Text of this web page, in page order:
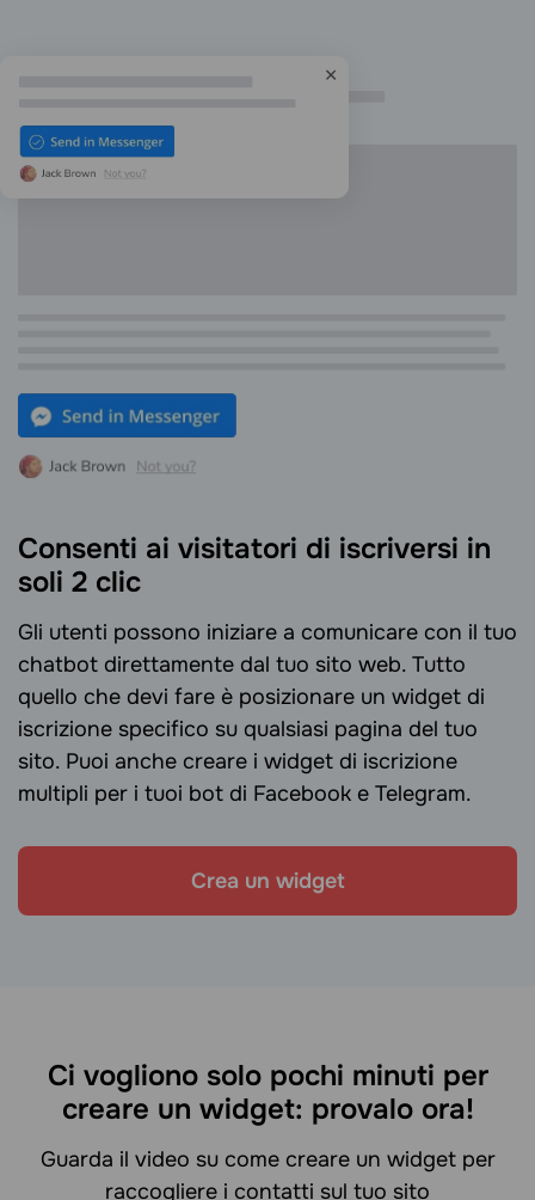
Consenti ai visitatori di iscriversi in
soli 2 clic
Gli utenti possono iniziare a comunicare con il tuo
chatbot direttamente dal tuo sito web. Tutto
quello che devi fare è posizionare un widget di
iscrizione specifico su qualsiasi pagina del tuo
sito. Puoi anche creare i widget di iscrizione
multipli per i tuoi bot di Facebook e Telegram.
Crea un widget
Ci vogliono solo pochi minuti per
creare un widget: provalo ora!
Guarda il video su come creare un widget per
raccogliere i contatti sul tuo sito